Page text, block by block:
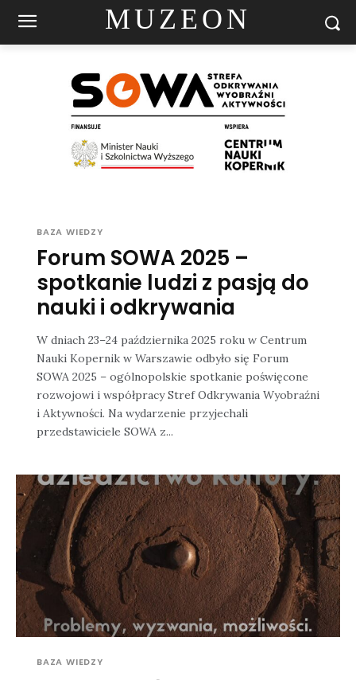
MUZEON
BAZA WIEDZY
Forum SOWA 2025 –
spotkanie ludzi z pasją do
nauki i odkrywania
W dniach 23–24 października 2025 roku w Centrum
Nauki Kopernik w Warszawie odbyło się Forum
SOWA 2025 – ogólnopolskie spotkanie poświęcone
rozwojowi i współpracy Stref Odkrywania Wyobraźni
i Aktywności. Na wydarzenie przyjechali
przedstawiciele SOWA z...
BAZA WIEDZY